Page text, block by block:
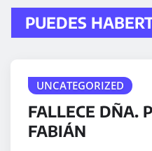
PUEDES
UNCATEGORIZED
FALLECE DÑA.
FABIÁN